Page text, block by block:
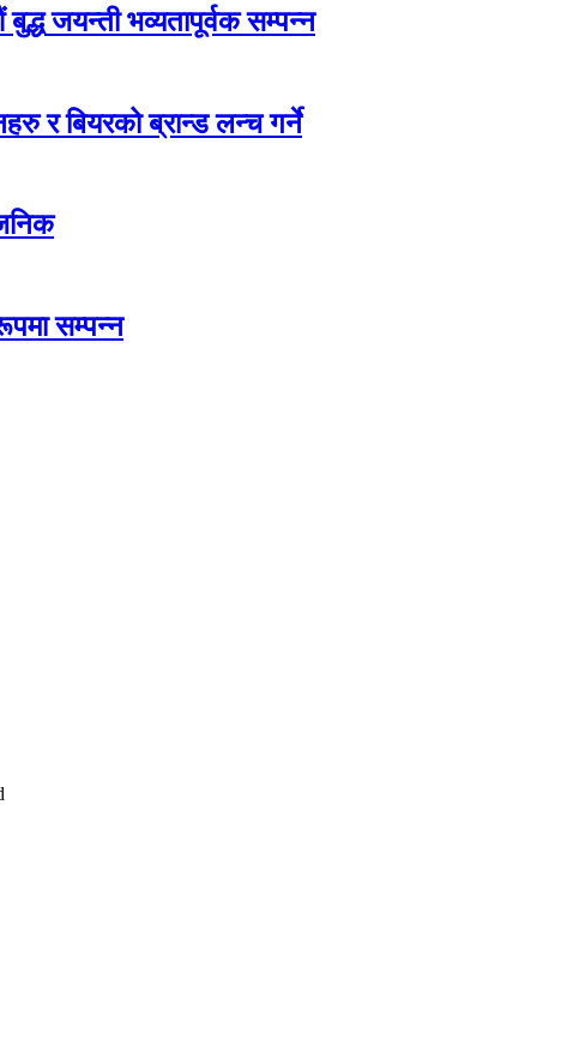
बुद्ध जयन्ती भव्यतापूर्वक सम्पन्न
र बियरको ब्रान्ड लन्च गर्ने
सम्पन्न